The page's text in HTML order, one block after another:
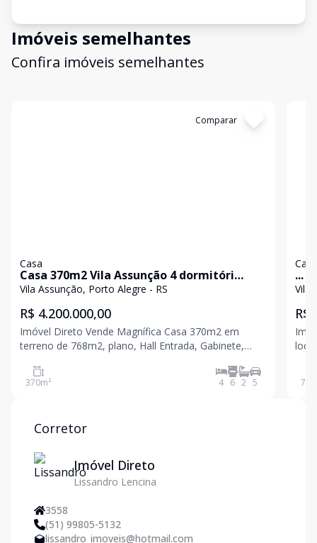
Imóveis semelhantes
Confira imóveis semelhantes
Comparar
Casa
Casa 370m2 Vila Assunção 4 dormitóri
sendo 2 Suítes
Vila Assunção, Porto Alegre - RS
R$ 4.200.000,00
Imóvel Direto Vende Magnífica Casa 370m2 em
terreno de 768m2, plano, Hall Entrada, Gabinete,
copa-cozinha, Área Gourmet, Pátio e Piscina com
Deck molhado, Jacuzzi e Garagem 5 carros. Casa
370m² 4 6 2 5
Casa
...
R$
715
Corretor
Imóvel Direto
Lissandro Lencina
3558
(51) 99805-5132
lissandro_imoveis@hotmail.com